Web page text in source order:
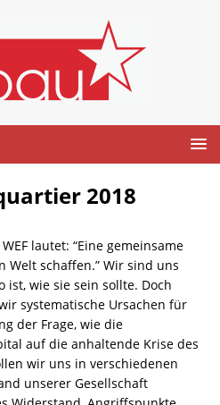
2018
lautet: “Eine gemeinsame
schaffen.” Wir sind uns
ist, wie sie sein sollte. Doch
systematische Ursachen für
der Frage, wie die
auf die anhaltende Krise des
wir uns in verschiedenen
unserer Gesellschaft